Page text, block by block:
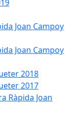
Joan Campoy
Joan Campoy
2018
2017
Ràpida Joan